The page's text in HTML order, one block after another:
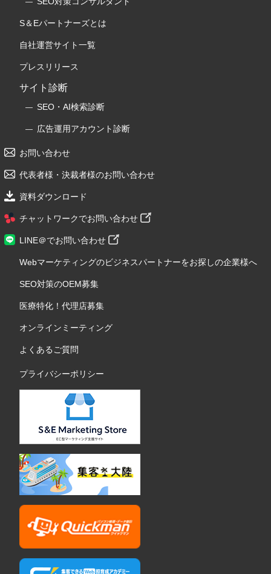
S＆Eパートナーズとは
自社運営サイト一覧
プレスリリース
サイト診断
SEO・AI検索診断
広告運用アカウント診断
お問い合わせ
代表者様・決裁者様のお問い合わせ
資料ダウンロード
チャットワークでお問い合わせ
LINE＠でお問い合わせ
Webマーケティングのビジネスパートナーをお探しの企業様へ
SEO対策のOEM募集
医療特化！代理店募集
オンラインミーティング
よくあるご質問
プライバシーポリシー